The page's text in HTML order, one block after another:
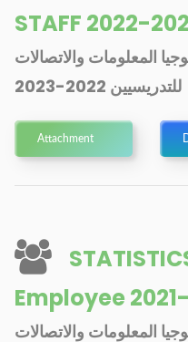
STAFF 2022-
المعلومات والاتصالات
للتدريسيين 2022-2023
Attachment
Employee
المعلومات والاتصالات